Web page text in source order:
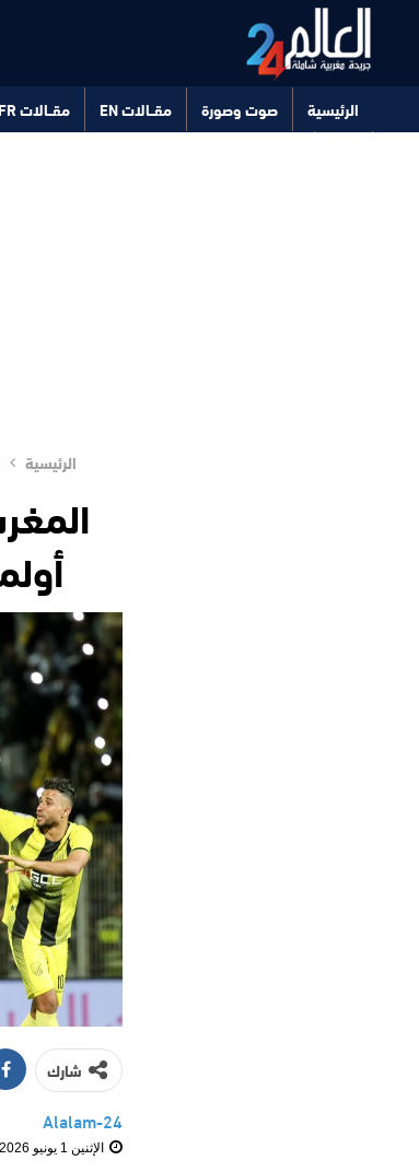
الرئيسية صوت وصورة مقــالات EN مقــالات FR
الرئيسية
شارك
Alalam-24
الإثنين 1 يونيو 2026